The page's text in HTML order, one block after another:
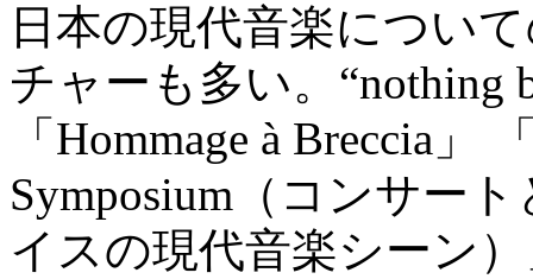
日本の現代音楽につい
チャーも多い。“nothing
「Hommage à Breccia」
Symposium（コンサー
イスの現代音楽シーン